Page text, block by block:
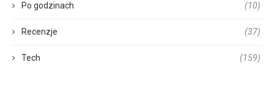
Po godzinach (10)
Recenzje (37)
Tech (159)